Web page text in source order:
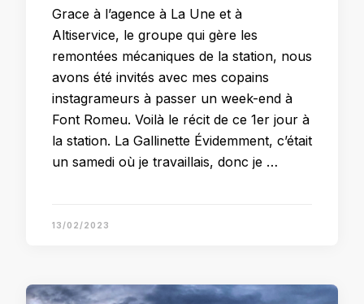
Grace à l’agence à La Une et à
Altiservice, le groupe qui gère les
remontées mécaniques de la station, nous
avons été invités avec mes copains
instagrameurs à passer un week-end à
Font Romeu. Voilà le récit de ce 1er jour à
la station. La Gallinette Évidemment, c’était
un samedi où je travaillais, donc je …
13/02/2023